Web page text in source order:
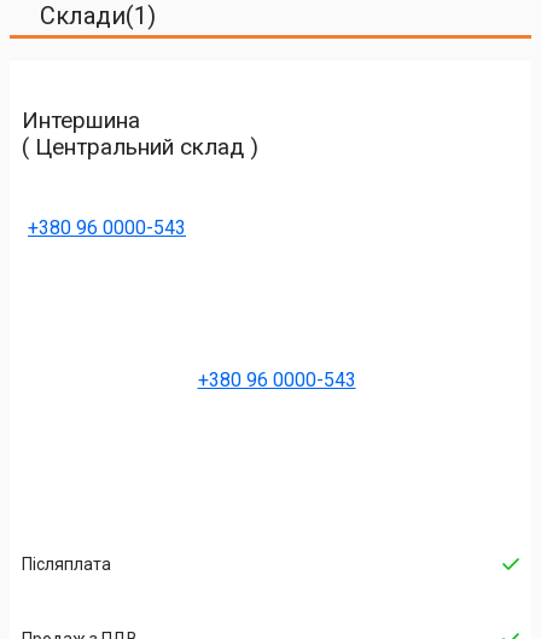
Склади(1)
Интершина
( Центральний склад )
+380 96 0000-543
+380 96 0000-543
Післяплата